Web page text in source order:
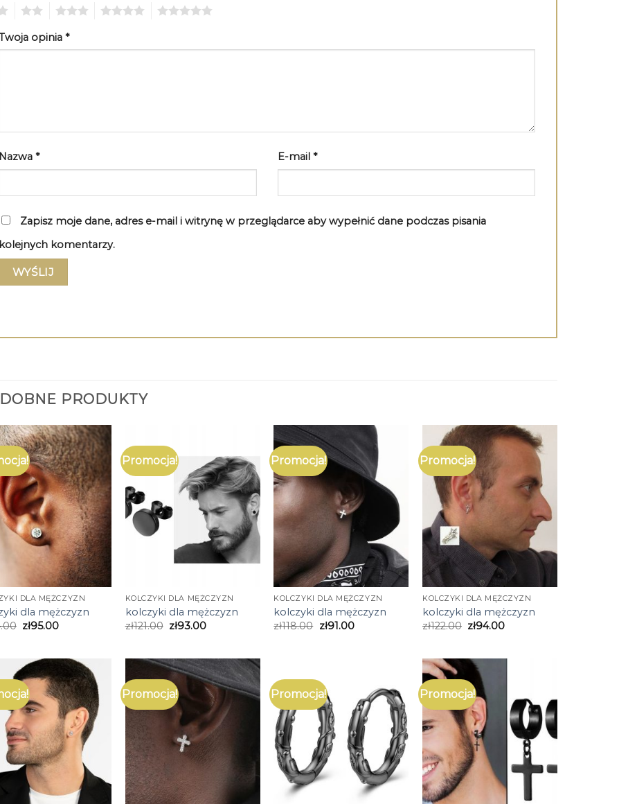
opinia *
Nazwa * E-mail *
Zapisz moje dane, adres e-mail i witrynę w przeglądarce aby wypełnić dane podczas pisania
kolejnych komentarzy.
PRODUKTY
DLA MĘŻCZYZN
dla mężczyzn
zł95.00
Promocja!
KOLCZYKI DLA MĘŻCZYZN
kolczyki dla mężczyzn
zł121.00 zł93.00
Promocja!
KOLCZYKI DLA MĘŻCZYZN
kolczyki dla mężczyzn
zł118.00 zł91.00
Promocja!
KOLCZYKI DLA MĘŻCZYZN
kolczyki dla mężczyzn
zł122.00 zł94.00
Promocja! Promocja! Promocja!